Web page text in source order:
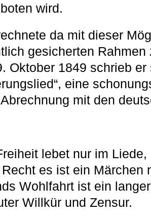
wird.
da mit dieser
gesicherten
Oktober 1849 schrieb er
eine
mit den
lebet nur im Liede,
es ist ein Märchen
Wohlfahrt ist ein
Willkür und Zensur.